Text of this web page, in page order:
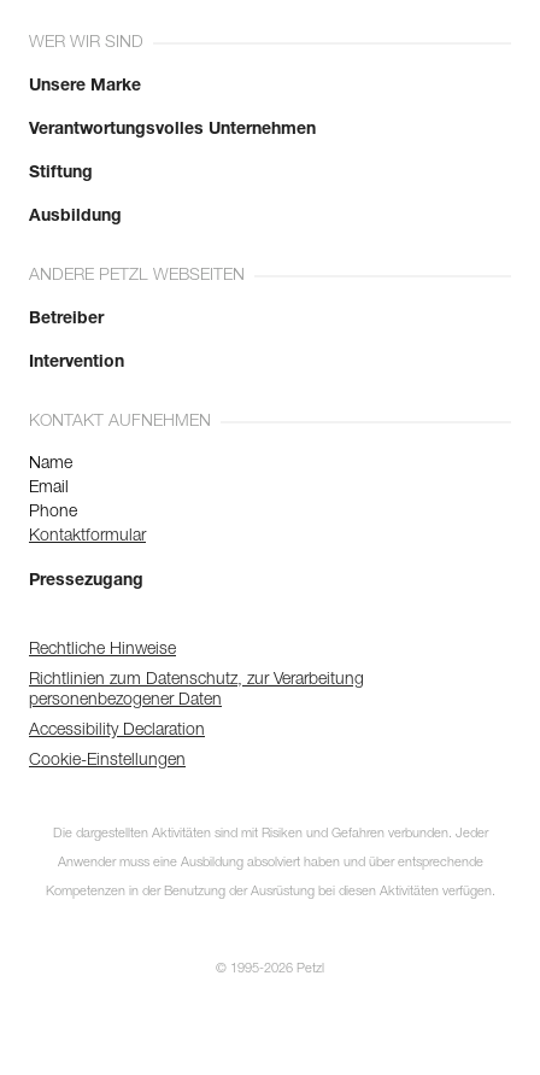
WER WIR SIND
Unsere Marke
Verantwortungsvolles Unternehmen
Stiftung
Ausbildung
ANDERE PETZL WEBSEITEN
Betreiber
Intervention
KONTAKT AUFNEHMEN
Name
Email
Phone
Kontaktformular
Pressezugang
Rechtliche Hinweise
Richtlinien zum Datenschutz, zur Verarbeitung
personenbezogener Daten
Accessibility Declaration
Cookie-Einstellungen
Die dargestellten Aktivitäten sind mit Risiken und Gefahren verbunden. Jeder
Anwender muss eine Ausbildung absolviert haben und über entsprechende
Kompetenzen in der Benutzung der Ausrüstung bei diesen Aktivitäten verfügen.
© 1995-2026 Petzl